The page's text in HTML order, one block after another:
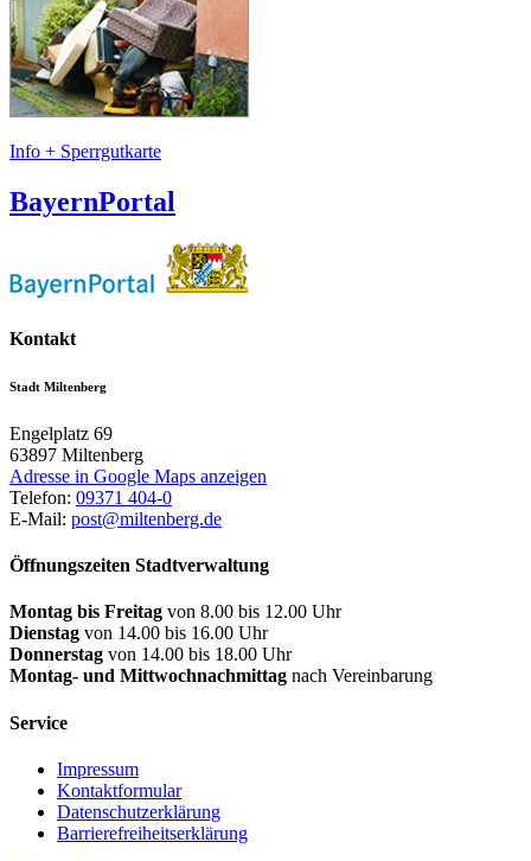
Info + Sperrgutkarte
BayernPortal
Kontakt
Stadt Miltenberg
Engelplatz 69
63897 Miltenberg
Adresse in Google Maps anzeigen
Telefon: 09371 404-0
E-Mail: post@miltenberg.de
Öffnungszeiten Stadtverwaltung
Montag bis Freitag von 8.00 bis 12.00 Uhr
Dienstag von 14.00 bis 16.00 Uhr
Donnerstag von 14.00 bis 18.00 Uhr
Montag- und Mittwochnachmittag nach Vereinbarung
Service
Impressum
Kontaktformular
Datenschutzerklärung
Barrierefreiheitserklärung